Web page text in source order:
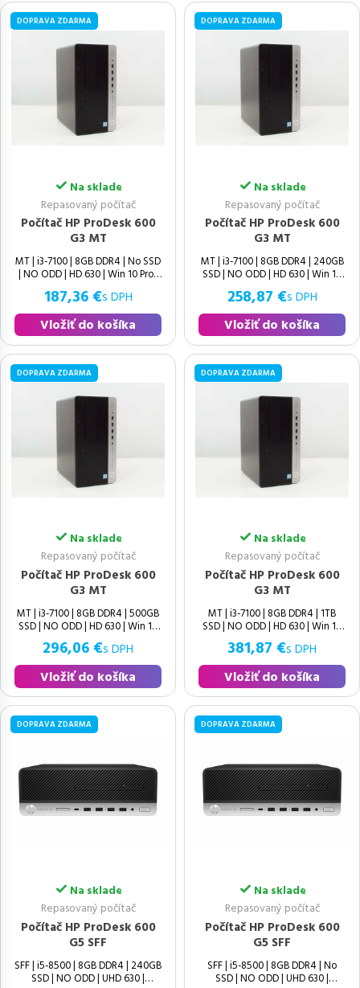
DOPRAVA ZDARMA
Na sklade
Repasovaný počítač
Počítač HP ProDesk 600
G3 MT
MT | i3-7100 | 8GB DDR4 | No SSD
| NO ODD | HD 630 | Win 10 Pro |
187,36 €s DPH
Vložiť do košíka
DOPRAVA ZDARMA
Na sklade
Repasovaný počítač
Počítač HP ProDesk 600
G3 MT
MT | i3-7100 | 8GB DDR4 | 240GB
SSD | NO ODD | HD 630 | Win 10
258,87 €s DPH
Vložiť do košíka
DOPRAVA ZDARMA
Na sklade
Repasovaný počítač
Počítač HP ProDesk 600
G3 MT
MT | i3-7100 | 8GB DDR4 | 500GB
SSD | NO ODD | HD 630 | Win 10
296,06 €s DPH
Vložiť do košíka
DOPRAVA ZDARMA
Na sklade
Repasovaný počítač
Počítač HP ProDesk 600
G3 MT
MT | i3-7100 | 8GB DDR4 | 1TB
SSD | NO ODD | HD 630 | Win 10
381,87 €s DPH
Vložiť do košíka
DOPRAVA ZDARMA
Na sklade
Repasovaný počítač
Počítač HP ProDesk 600
G5 SFF
SFF | i5-8500 | 8GB DDR4 | 240GB
SSD | NO ODD | UHD 630 |
DOPRAVA ZDARMA
Na sklade
Repasovaný počítač
Počítač HP ProDesk 600
G5 SFF
SFF | i5-8500 | 8GB DDR4 | No
SSD | NO ODD | UHD 630 |